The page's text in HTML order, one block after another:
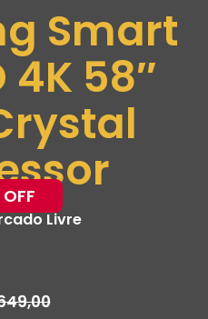
Smart
4K 58″
OFF
Livre